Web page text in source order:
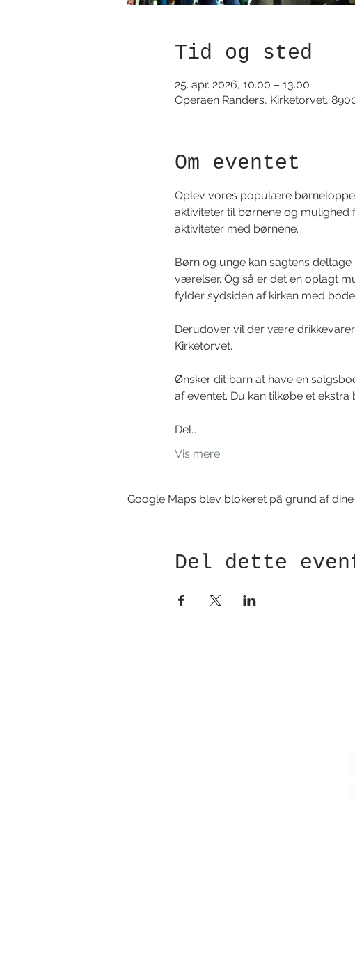
Tid og sted
25. apr. 2026, 10.00 – 13.00
Operaen Randers, Kirketorvet,
Om eventet
Oplev vores populære
aktiviteter til børnene og mulighed
aktiviteter med børnene.
Børn og unge kan sagtens
værelser. Og så er det en oplagt
fylder sydsiden af kirken med
Derudover vil der være
Kirketorvet.
Ønsker dit barn at have en
af eventet. Du kan tilkøbe et ekstra
Del…
Vis mere
Google Maps blev blokeret på grund af
Del dette